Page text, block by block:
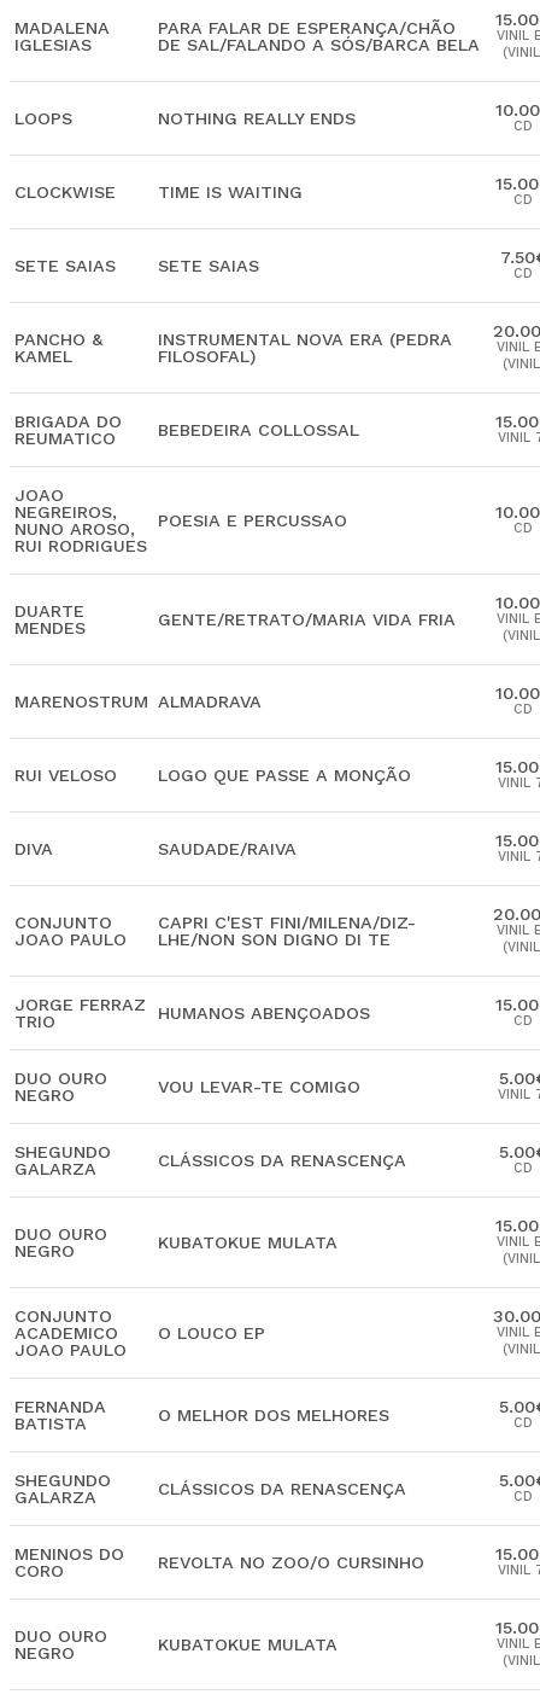
MADALENA
IGLESIAS
PARA FALAR DE ESPERANÇA/CHÃO
DE SAL/FALANDO A SÓS/BARCA BELA
VINIL
LOOPS NOTHING REALLY ENDS CD
CLOCKWISE TIME IS WAITING CD
SETE SAIAS SETE SAIAS CD
PANCHO &
KAMEL
INSTRUMENTAL NOVA ERA (PEDRA
FILOSOFAL)
VINIL
BRIGADA DO
REUMATICO
BEBEDEIRA COLLOSSAL VINIL
JOAO
NEGREIROS,
NUNO AROSO,
RUI RODRIGUES
POESIA E PERCUSSAO CD
DUARTE
MENDES
GENTE/RETRATO/MARIA VIDA FRIA
VINIL
MARENOSTRUM ALMADRAVA CD
RUI VELOSO LOGO QUE PASSE A MONÇÃO VINIL
DIVA SAUDADE/RAIVA VINIL
CONJUNTO
JOAO PAULO
CAPRI C'EST FINI/MILENA/DIZ-
LHE/NON SON DIGNO DI TE
VINIL
JORGE FERRAZ
TRIO
HUMANOS ABENÇOADOS CD
DUO OURO
NEGRO
VOU LEVAR-TE COMIGO VINIL
SHEGUNDO
GALARZA
CLÁSSICOS DA RENASCENÇA CD
DUO OURO
NEGRO
KUBATOKUE MULATA
VINIL
CONJUNTO
ACADEMICO
JOAO PAULO
O LOUCO EP
VINIL
FERNANDA
BATISTA
O MELHOR DOS MELHORES CD
SHEGUNDO
GALARZA
CLÁSSICOS DA RENASCENÇA CD
MENINOS DO
CORO
REVOLTA NO ZOO/O CURSINHO VINIL
DUO OURO
NEGRO
KUBATOKUE MULATA
VINIL